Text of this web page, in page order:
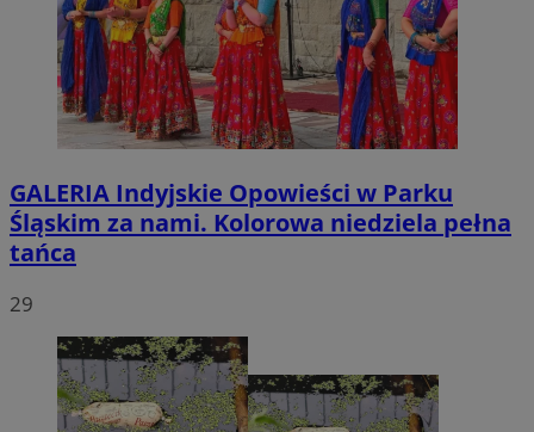
GALERIA Indyjskie Opowieści w Parku
Śląskim za nami. Kolorowa niedziela pełna
tańca
29